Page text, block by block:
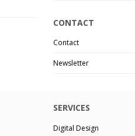
CONTACT
Contact
Newsletter
SERVICES
Digital Design